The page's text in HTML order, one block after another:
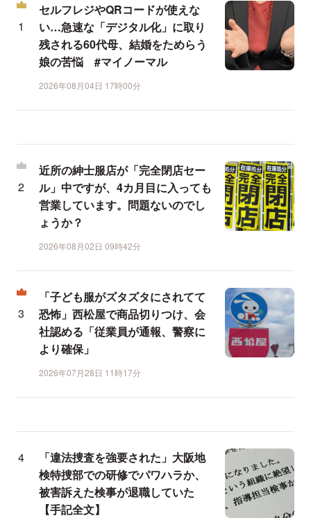
セルフレジやQRコードが使えな
い…急速な「デジタル化」に取り
残される60代母、結婚をためらう
娘の苦悩 #マイノーマル
2026年08月04日 17時00分
近所の紳士服店が「完全閉店セー
ル」中ですが、4カ月目に入っても
営業しています。問題ないのでし
ょうか？
2026年08月02日 09時42分
「子ども服がズタズタにされてて
恐怖」西松屋で商品切りつけ、会
社認める「従業員が通報、警察に
より確保」
2026年07月28日 11時17分
「違法捜査を強要された」大阪地
検特捜部での研修でパワハラか、
被害訴えた検事が退職していた
【手記全文】